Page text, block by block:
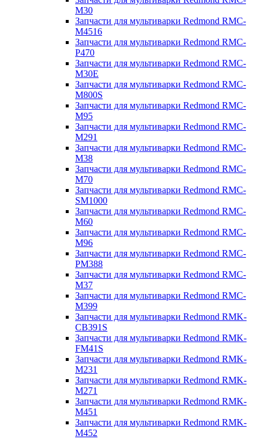
M30
Запчасти для мультиварки Redmond RMC-
M4516
Запчасти для мультиварки Redmond RMC-
P470
Запчасти для мультиварки Redmond RMC-
M30E
Запчасти для мультиварки Redmond RMC-
M800S
Запчасти для мультиварки Redmond RMC-
M95
Запчасти для мультиварки Redmond RMC-
M291
Запчасти для мультиварки Redmond RMC-
M38
Запчасти для мультиварки Redmond RMC-
M70
Запчасти для мультиварки Redmond RMC-
SM1000
Запчасти для мультиварки Redmond RMC-
M60
Запчасти для мультиварки Redmond RMC-
M96
Запчасти для мультиварки Redmond RMC-
PM388
Запчасти для мультиварки Redmond RMC-
M37
Запчасти для мультиварки Redmond RMC-
M399
Запчасти для мультиварки Redmond RMK-
CB391S
Запчасти для мультиварки Redmond RMK-
FM41S
Запчасти для мультиварки Redmond RMK-
M231
Запчасти для мультиварки Redmond RMK-
M271
Запчасти для мультиварки Redmond RMK-
M451
Запчасти для мультиварки Redmond RMK-
M452